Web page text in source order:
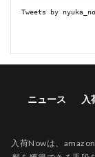
Tweets by
ニュース 入
入荷Nowは、